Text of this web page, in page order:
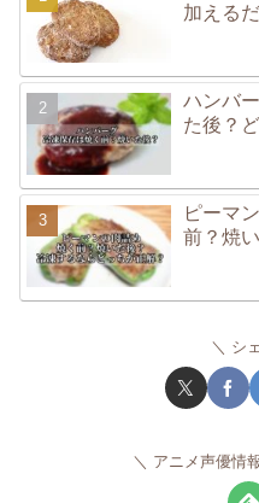
加える
ハンバ
た後？
ピーマ
前？焼
シ
アニメ声優情